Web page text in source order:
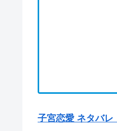
子宮恋愛 ネタバレ